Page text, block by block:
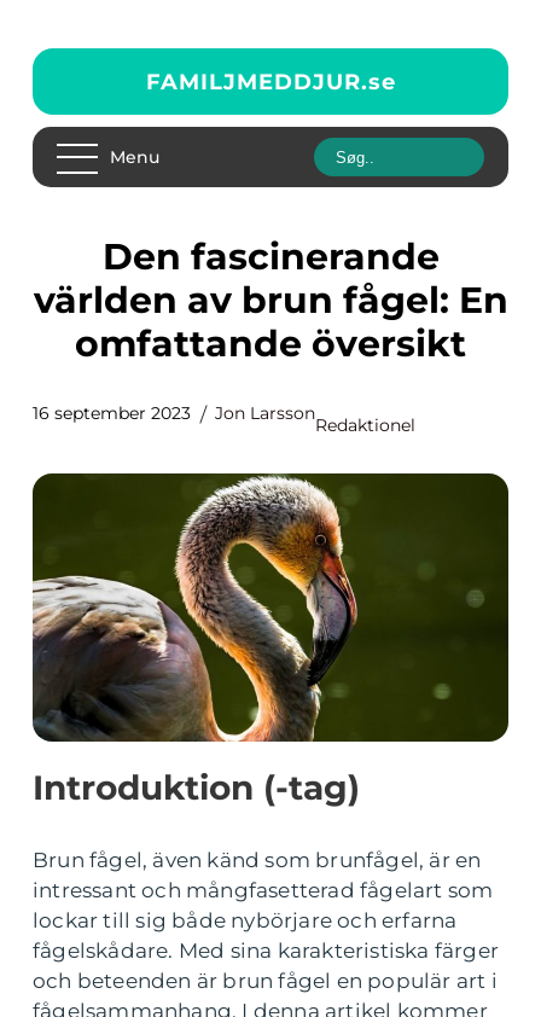
FAMILJMEDDJUR.se
Menu
Den fascinerande
världen av brun fågel: En
omfattande översikt
16 september 2023 Jon Larsson
Redaktionel
Introduktion (-tag)
Brun fågel, även känd som brunfågel, är en
intressant och mångfasetterad fågelart som
lockar till sig både nybörjare och erfarna
fågelskådare. Med sina karakteristiska färger
och beteenden är brun fågel en populär art i
fågelsammanhang. I denna artikel kommer